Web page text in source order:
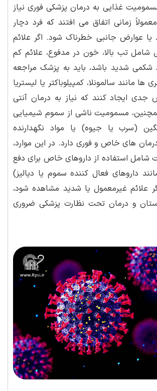
غذایی به درمان پزشکی فوری نیاز
زمانی اتفاق می افتند که فرد دچار
عوارض جانبی خطرناک شود. اگر علائم
تب بالا، خون در مدفوع، علائم کم
شکمی شدید باشد، باید به پزشک مراجعه
ها مانند سالمونلا، کمپیلوباکتر یا لیستریا
جدی ایجاد کنند که نیاز به درمان آنتی
مسمومیت ناشی از سموم شیمیایی
(سرب یا جیوه) یا مواد نگهدارنده
های خاص و فوری دارد. در این موارد،
شامل استفاده از داروهای خاص برای دفع
داروهای فعال کننده سموم یا دیالیز)
اگر علائم غیرمعمول یا شدید مشاهده شود،
و درمان تحت نظارت پزشکی ضروری